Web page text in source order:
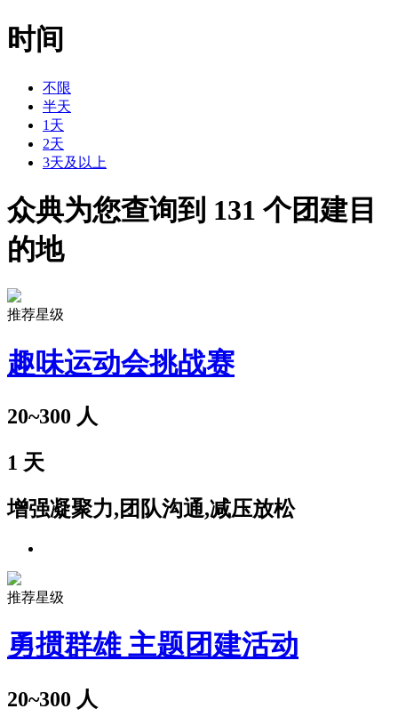
时间
不限
半天
1天
2天
3天及以上
众典为您查询到 131 个团建目
的地
推荐星级
趣味运动会挑战赛
20~300 人
1 天
增强凝聚力,团队沟通,减压放松
推荐星级
勇掼群雄 主题团建活动
20~300 人